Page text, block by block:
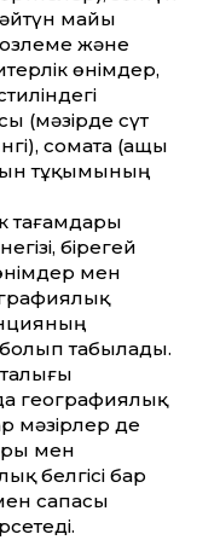
майы
және
өнімдер,
(мәзірде сүт
сомата (ащы
тұқымының
тағамдары
бірегей
мен
болып табылады.
географиялық
мәзірлер де
мен
белгісі бар
сапасы